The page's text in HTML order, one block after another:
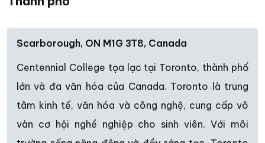
Scarborough, ON M1G 3T8, Canada
Centennial College tọa lạc tại Toronto, thành phố
lớn và đa văn hóa của Canada. Toronto là trung
tâm kinh tế, văn hóa và công nghệ, cung cấp vô
vàn cơ hội nghề nghiệp cho sinh viên. Với môi